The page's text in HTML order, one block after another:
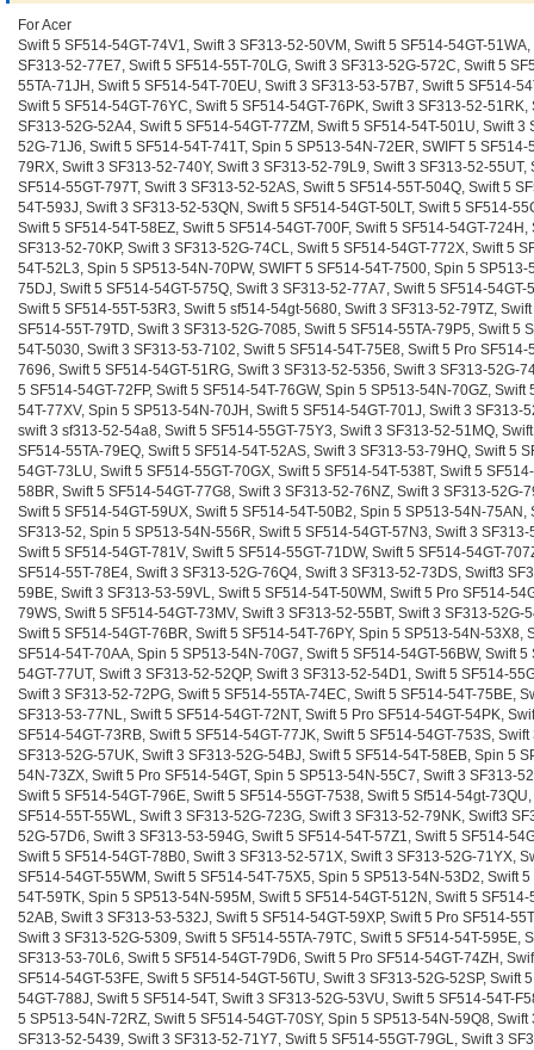
For Acer
Swift 5 SF514-54GT-74V1, Swift 3 SF313-52-50VM, Swift 5 SF514-54GT-51WA,
SF313-52-77E7, Swift 5 SF514-55T-70LG, Swift 3 SF313-52G-572C, Swift 5
55TA-71JH, Swift 5 SF514-54T-70EU, Swift 3 SF313-53-57B7, Swift 5 SF514-
Swift 5 SF514-54GT-76YC, Swift 5 SF514-54GT-76PK, Swift 3 SF313-52-51RK,
SF313-52G-52A4, Swift 5 SF514-54GT-77ZM, Swift 5 SF514-54T-501U, Swift 3
52G-71J6, Swift 5 SF514-54T-741T, Spin 5 SP513-54N-72ER, SWIFT 5 SF514-
79RX, Swift 3 SF313-52-740Y, Swift 3 SF313-52-79L9, Swift 3 SF313-52-55UT,
SF514-55GT-797T, Swift 3 SF313-52-52AS, Swift 5 SF514-55T-504Q, Swift 5
54T-593J, Swift 3 SF313-52-53QN, Swift 5 SF514-54GT-50LT, Swift 5 SF514-
Swift 5 SF514-54T-58EZ, Swift 5 SF514-54GT-700F, Swift 5 SF514-54GT-724H,
SF313-52-70KP, Swift 3 SF313-52G-74CL, Swift 5 SF514-54GT-772X, Swift 5
54T-52L3, Spin 5 SP513-54N-70PW, SWIFT 5 SF514-54T-7500, Spin 5 SP513-
75DJ, Swift 5 SF514-54GT-575Q, Swift 3 SF313-52-77A7, Swift 5 SF514-54GT-
Swift 5 SF514-55T-53R3, Swift 5 sf514-54gt-5680, Swift 3 SF313-52-79TZ, Swift
SF514-55T-79TD, Swift 3 SF313-52G-7085, Swift 5 SF514-55TA-79P5, Swift 5
54T-5030, Swift 3 SF313-53-7102, Swift 5 SF514-54T-75E8, Swift 5 Pro SF514-
7696, Swift 5 SF514-54GT-51RG, Swift 3 SF313-52-5356, Swift 3 SF313-52G-
5 SF514-54GT-72FP, Swift 5 SF514-54T-76GW, Spin 5 SP513-54N-70GZ, Swift
54T-77XV, Spin 5 SP513-54N-70JH, Swift 5 SF514-54GT-701J, Swift 3 SF313-
swift 3 sf313-52-54a8, Swift 5 SF514-55GT-75Y3, Swift 3 SF313-52-51MQ,
SF514-55TA-79EQ, Swift 5 SF514-54T-52AS, Swift 3 SF313-53-79HQ, Swift 5
54GT-73LU, Swift 5 SF514-55GT-70GX, Swift 5 SF514-54T-538T, Swift 5
58BR, Swift 5 SF514-54GT-77G8, Swift 3 SF313-52-76NZ, Swift 3 SF313-52G-
Swift 5 SF514-54GT-59UX, Swift 5 SF514-54T-50B2, Spin 5 SP513-54N-75AN,
SF313-52, Spin 5 SP513-54N-556R, Swift 5 SF514-54GT-57N3, Swift 3
Swift 5 SF514-54GT-781V, Swift 5 SF514-55GT-71DW, Swift 5 SF514-54GT-
SF514-55T-78E4, Swift 3 SF313-52G-76Q4, Swift 3 SF313-52-73DS, Swift3
59BE, Swift 3 SF313-53-59VL, Swift 5 SF514-54T-50WM, Swift 5 Pro SF514-
79WS, Swift 5 SF514-54GT-73MV, Swift 3 SF313-52-55BT, Swift 3 SF313-52G-
Swift 5 SF514-54GT-76BR, Swift 5 SF514-54T-76PY, Spin 5 SP513-54N-53X8,
SF514-54T-70AA, Spin 5 SP513-54N-70G7, Swift 5 SF514-54GT-56BW, Swift 5
54GT-77UT, Swift 3 SF313-52-52QP, Swift 3 SF313-52-54D1, Swift 5 SF514-
Swift 3 SF313-52-72PG, Swift 5 SF514-55TA-74EC, Swift 5 SF514-54T-75BE,
SF313-53-77NL, Swift 5 SF514-54GT-72NT, Swift 5 Pro SF514-54GT-54PK,
SF514-54GT-73RB, Swift 5 SF514-54GT-77JK, Swift 5 SF514-54GT-753S, Swift
SF313-52G-57UK, Swift 3 SF313-52G-54BJ, Swift 5 SF514-54T-58EB, Spin 5
54N-73ZX, Swift 5 Pro SF514-54GT, Spin 5 SP513-54N-55C7, Swift 3 SF313-
Swift 5 SF514-54GT-796E, Swift 5 SF514-55GT-7538, Swift 5 Sf514-54gt-
SF514-55T-55WL, Swift 3 SF313-52G-723G, Swift 3 SF313-52-79NK, Swift3
52G-57D6, Swift 3 SF313-53-594G, Swift 5 SF514-54T-57Z1, Swift 5 SF514-
Swift 5 SF514-54GT-78B0, Swift 3 SF313-52-571X, Swift 3 SF313-52G-71YX,
SF514-54GT-55WM, Swift 5 SF514-54T-75X5, Spin 5 SP513-54N-53D2, Swift 5
54T-59TK, Spin 5 SP513-54N-595M, Swift 5 SF514-54GT-512N, Swift 5 SF514-
52AB, Swift 3 SF313-53-532J, Swift 5 SF514-54GT-59XP, Swift 5 Pro SF514-
Swift 3 SF313-52G-5309, Swift 5 SF514-55TA-79TC, Swift 5 SF514-54T-595E,
SF313-53-70L6, Swift 5 SF514-54GT-79D6, Swift 5 Pro SF514-54GT-74ZH,
SF514-54GT-53FE, Swift 5 SF514-54GT-56TU, Swift 3 SF313-52G-52SP, Swift
54GT-788J, Swift 5 SF514-54T, Swift 3 SF313-52G-53VU, Swift 5 SF514-54T-
5 SP513-54N-72RZ, Swift 5 SF514-54GT-70SY, Spin 5 SP513-54N-59Q8, Swift
SF313-52-5439, Swift 3 SF313-52-71Y7, Swift 5 SF514-55GT-79GL, Swift 3